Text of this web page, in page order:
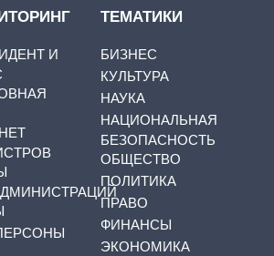
И
ТЕМАТИКИ
БИЗНЕС
КУЛЬТУРА
НАУКА
НАЦИОНАЛЬНАЯ
БЕЗОПАСНОСТЬ
ОБЩЕСТВО
ПОЛИТИКА
ПРАВО
ФИНАНСЫ
ЭКОНОМИКА